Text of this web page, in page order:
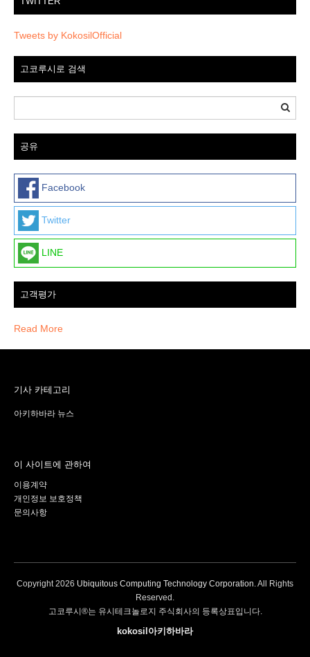
Tweets by KokosilOfficial
고코루시로 검색
공유
Facebook
Twitter
LINE
고객평가
Read More
기사 카테고리
아키하바라 뉴스
이 사이트에 관하여
이용계약
개인정보 보호정책
문의사항
Copyright2026 Ubiquitous Computing Technology Corporation . All Rights
Reserved.
고코루시®는 유시테크놀로지 주식회사의 등록상표입니다.
kokosil아키하바라